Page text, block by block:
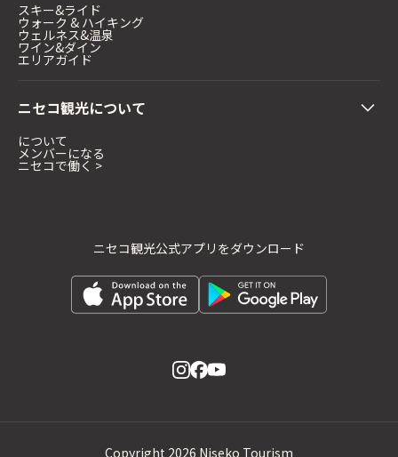
スキー&ライド
ウォーク & ハイキング
ウェルネス&温泉
ワイン&ダイン
エリアガイド
ニセコ観光について
について
メンバーになる
ニセコで働く >
ニセコ観光公式アプリをダウンロード
Copyright 2026 Niseko Tourism